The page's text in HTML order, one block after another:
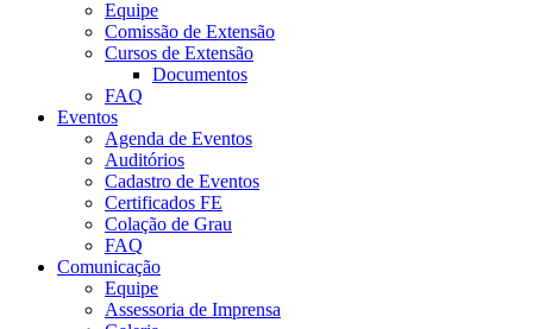
Equipe
Comissão de Extensão
Cursos de Extensão
Documentos
FAQ
Eventos
Agenda de Eventos
Auditórios
Cadastro de Eventos
Certificados FE
Colação de Grau
FAQ
Comunicação
Equipe
Assessoria de Imprensa